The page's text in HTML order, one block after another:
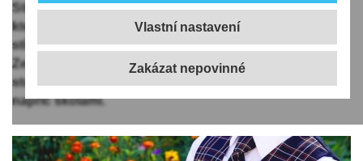
Vlastní nastavení
Středoškolského Majálesu. Nová studentská akce,
která vznikla kompletně v režii samotných
středoškoláků, proměnila areál Domova mládeže v
Zeyerově ulici v celodenní prostor propojující hudbu,
studentskou tvorbu, školní komunitu i spolupráci
napříč školami.